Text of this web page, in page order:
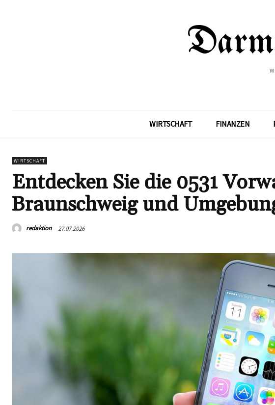
WIRTSCHAFT FINANZEN
WIRTSCHAFT
Entdecken Sie die 0531
Braunschweig und
redaktion 27.07.2026